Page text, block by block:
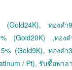
ทองคำ
(Gold20K) ,ทองค
(Gold9K), ทองคำ
/ Pt), รับซื้อพาล